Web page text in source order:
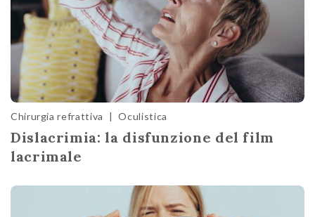
Chirurgia refrattiva | Oculistica
Dislacrimia: la disfunzione del film
lacrimale